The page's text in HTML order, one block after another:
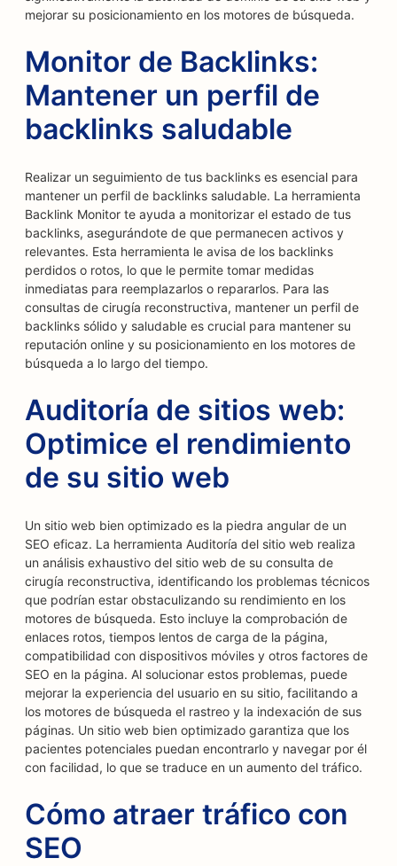
mejorar su posicionamiento en los motores de búsqueda.
Monitor de Backlinks:
Mantener un perfil de
backlinks saludable
Realizar un seguimiento de tus backlinks es esencial para
mantener un perfil de backlinks saludable. La herramienta
Backlink Monitor te ayuda a monitorizar el estado de tus
backlinks, asegurándote de que permanecen activos y
relevantes. Esta herramienta le avisa de los backlinks
perdidos o rotos, lo que le permite tomar medidas
inmediatas para reemplazarlos o repararlos. Para las
consultas de cirugía reconstructiva, mantener un perfil de
backlinks sólido y saludable es crucial para mantener su
reputación online y su posicionamiento en los motores de
búsqueda a lo largo del tiempo.
Auditoría de sitios web:
Optimice el rendimiento
de su sitio web
Un sitio web bien optimizado es la piedra angular de un
SEO eficaz. La herramienta Auditoría del sitio web realiza
un análisis exhaustivo del sitio web de su consulta de
cirugía reconstructiva, identificando los problemas técnicos
que podrían estar obstaculizando su rendimiento en los
motores de búsqueda. Esto incluye la comprobación de
enlaces rotos, tiempos lentos de carga de la página,
compatibilidad con dispositivos móviles y otros factores de
SEO en la página. Al solucionar estos problemas, puede
mejorar la experiencia del usuario en su sitio, facilitando a
los motores de búsqueda el rastreo y la indexación de sus
páginas. Un sitio web bien optimizado garantiza que los
pacientes potenciales puedan encontrarlo y navegar por él
con facilidad, lo que se traduce en un aumento del tráfico.
Cómo atraer tráfico con
SEO